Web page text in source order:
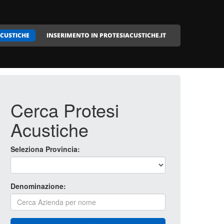
INSERIMENTO IN PROTESIACUSTICHE.IT
Cerca Protesi
Acustiche
Seleziona Provincia:
Denominazione: